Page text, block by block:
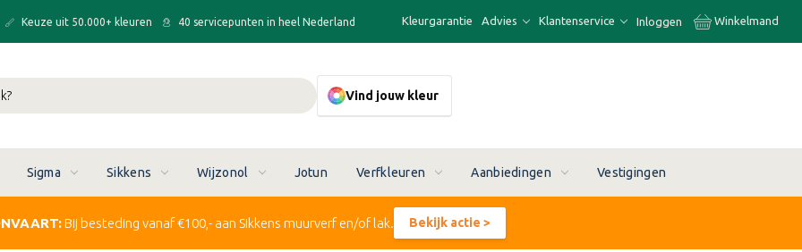
Keuze uit 50.000+ kleuren 40 servicepunten in heel Nederland Kleurgarantie Advies Klantenservice Inloggen Winkelmand
Vind jouw kleur
Sigma Sikkens Wijzonol Jotun Verfkleuren Aanbiedingen Vestigingen
Bij besteding vanaf €100,- aan Sikkens muurverf en/of lak. Bekijk actie >